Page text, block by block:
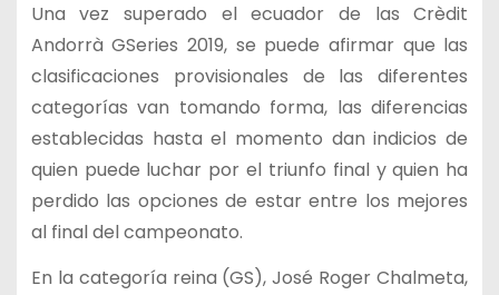
Una vez superado el ecuador de las Crèdit
Andorrà GSeries 2019, se puede afirmar que las
clasificaciones provisionales de las diferentes
categorías van tomando forma, las diferencias
establecidas hasta el momento dan indicios de
quien puede luchar por el triunfo final y quien ha
perdido las opciones de estar entre los mejores
al final del campeonato.
En la categoría reina (GS), José Roger Chalmeta,